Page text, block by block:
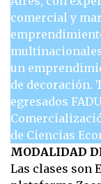
comercial y
un
de decoración.
egresados
de Ciencias
MODALIDAD
Las clases son